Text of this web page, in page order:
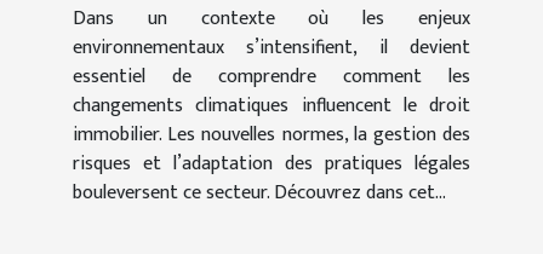
Dans un contexte où les enjeux
environnementaux s’intensifient, il devient
essentiel de comprendre comment les
changements climatiques influencent le droit
immobilier. Les nouvelles normes, la gestion des
risques et l’adaptation des pratiques légales
bouleversent ce secteur. Découvrez dans cet...